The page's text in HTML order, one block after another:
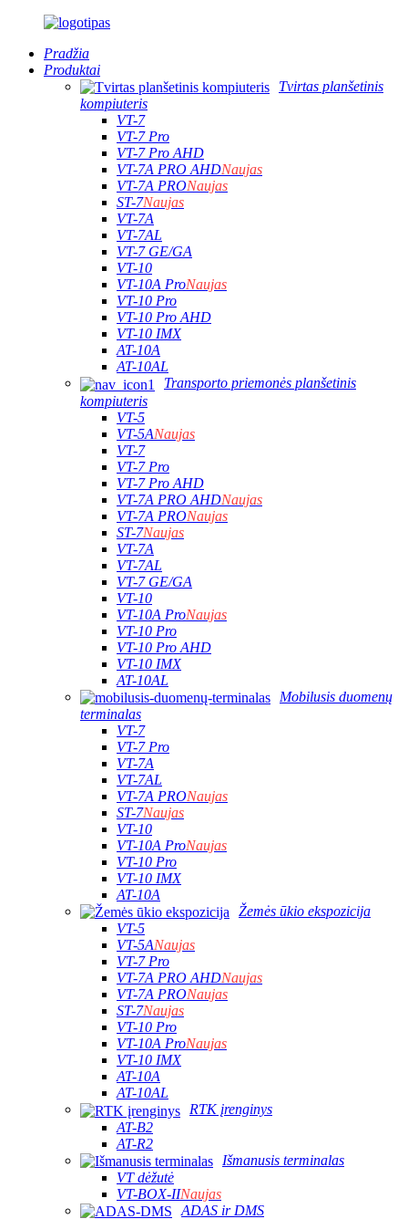
Pradžia
Produktai
Tvirtas planšetinis
kompiuteris
VT-7
VT-7 Pro
VT-7 Pro AHD
VT-7A PRO AHDNaujas
VT-7A PRONaujas
ST-7Naujas
VT-7A
VT-7AL
VT-7 GE/GA
VT-10
VT-10A ProNaujas
VT-10 Pro
VT-10 Pro AHD
VT-10 IMX
AT-10A
AT-10AL
Transporto priemonės planšetinis
kompiuteris
VT-5
VT-5ANaujas
VT-7
VT-7 Pro
VT-7 Pro AHD
VT-7A PRO AHDNaujas
VT-7A PRONaujas
ST-7Naujas
VT-7A
VT-7AL
VT-7 GE/GA
VT-10
VT-10A ProNaujas
VT-10 Pro
VT-10 Pro AHD
VT-10 IMX
AT-10AL
Mobilusis duomenų
terminalas
VT-7
VT-7 Pro
VT-7A
VT-7AL
VT-7A PRONaujas
ST-7Naujas
VT-10
VT-10A ProNaujas
VT-10 Pro
VT-10 IMX
AT-10A
Žemės ūkio ekspozicija
VT-5
VT-5ANaujas
VT-7 Pro
VT-7A PRO AHDNaujas
VT-7A PRONaujas
ST-7Naujas
VT-10 Pro
VT-10A ProNaujas
VT-10 IMX
AT-10A
AT-10AL
RTK įrenginys
AT-B2
AT-R2
Išmanusis terminalas
VT dėžutė
VT-BOX-IINaujas
ADAS ir DMS